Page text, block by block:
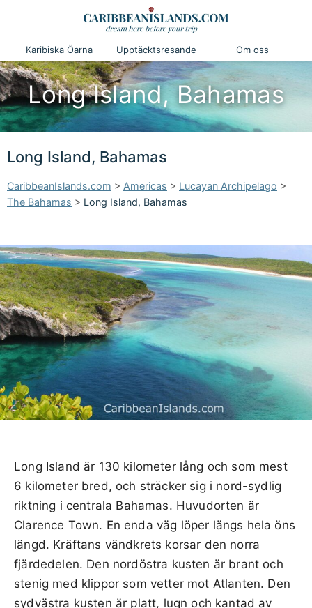
Karibiska Öarna Upptäcktsresande Om oss
Long Island, Bahamas
Long Island, Bahamas
CaribbeanIslands.com > Americas > Lucayan Archipelago >
The Bahamas > Long Island, Bahamas
Long Island är 130 kilometer lång och som mest
6 kilometer bred, och sträcker sig i nord-sydlig
riktning i centrala Bahamas. Huvudorten är
Clarence Town. En enda väg löper längs hela öns
längd. Kräftans vändkrets korsar den norra
fjärdedelen. Den nordöstra kusten är brant och
stenig med klippor som vetter mot Atlanten. Den
sydvästra kusten är platt, lugn och kantad av